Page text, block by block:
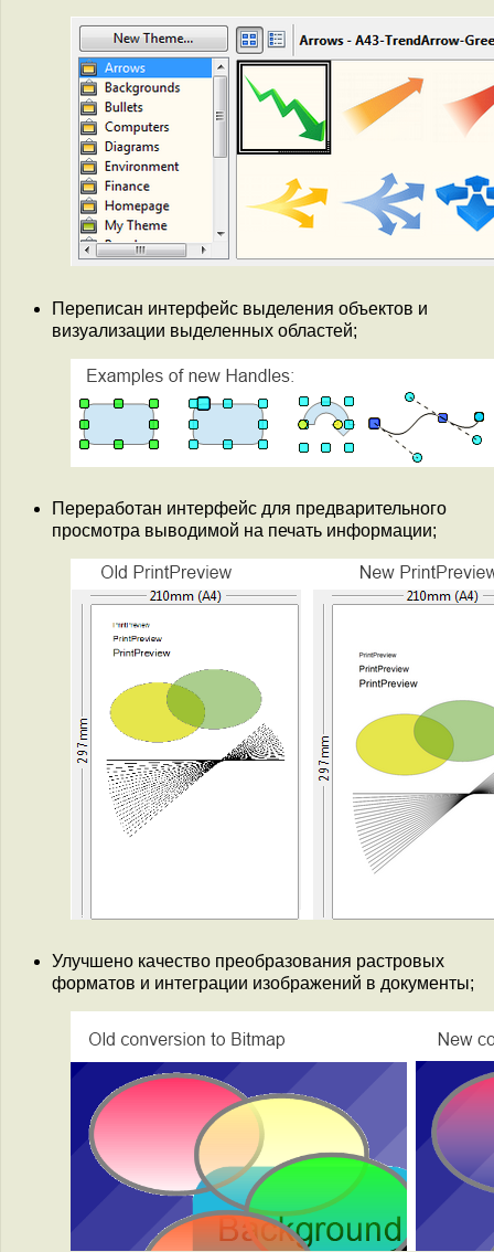
Переписан интерфейс выделения объектов и
визуализации выделенных областей;
Переработан интерфейс для предварительного
просмотра выводимой на печать информации;
Улучшено качество преобразования растровых
форматов и интеграции изображений в документы;